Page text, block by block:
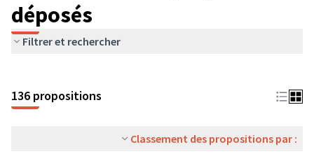
déposés
Filtrer et rechercher
136 propositions
Classement des propositions par :